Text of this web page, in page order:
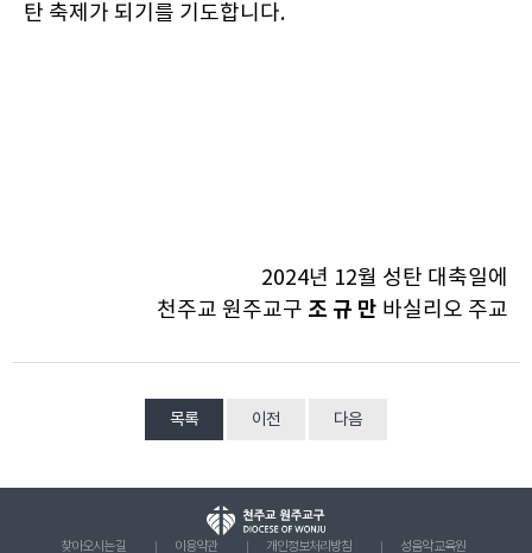
탄 축제가 되기를 기도합니다.
2024년 12월 성탄 대축일에
천주교 원주교구 조 규 만 바실리오 주교
목록 이전 다음
찾아오시는 길 이용약관 개인정보처리방침 성음악 교육원